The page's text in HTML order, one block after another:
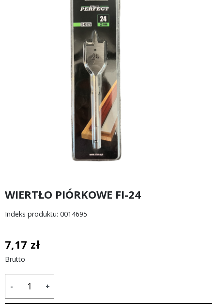
WIERTŁO PIÓRKOWE FI-24
Indeks produktu: 0014695
7,17 zł
Brutto
- +